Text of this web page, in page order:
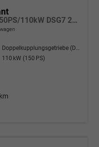
Elegance 2.0 TDI EVO SCR 150PS/110kW DSG7 2026
Doppelkupplungsgetriebe (DSG)
110 kW (150 PS)